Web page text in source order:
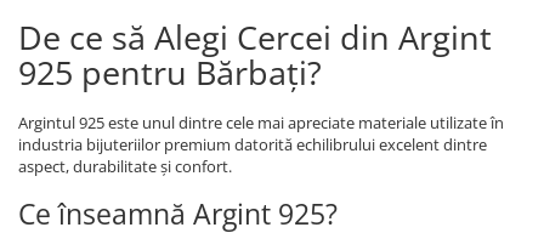
De ce să Alegi Cercei din Argint
925 pentru Bărbați?
Argintul 925 este unul dintre cele mai apreciate materiale utilizate în
industria bijuteriilor premium datorită echilibrului excelent dintre
aspect, durabilitate și confort.
Ce înseamnă Argint 925?